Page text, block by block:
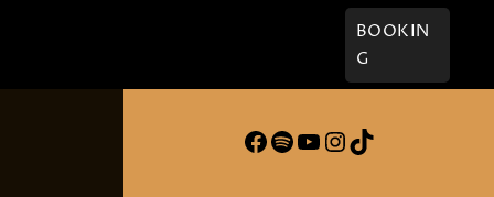
BOOKIN
G
Facebook
Spotify
YouTube
Instagram
TikTok